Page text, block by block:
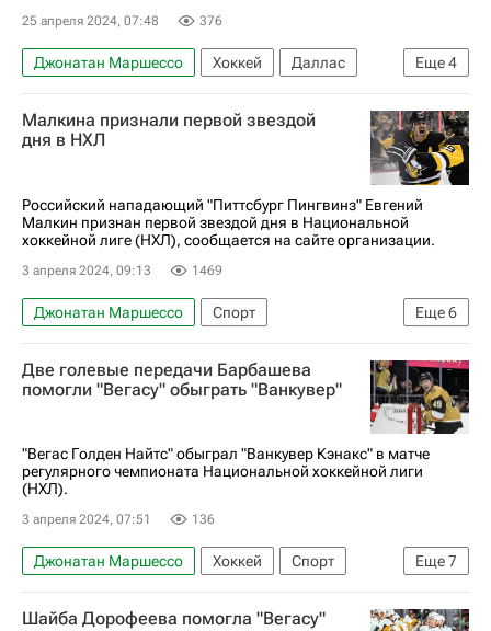
25 апреля 2024, 07:48 376
Еще4
Джонатан Маршессо Хоккей
Даллас
Иван Барбашев
Ноа Хэнифин
Вегас Голден Найтс
Даллас Старз
Малкина признали первой звездой
дня в НХЛ
Российский нападающий "Питтсбург Пингвинз" Евгений
Малкин признан первой звездой дня в Национальной
хоккейной лиге (НХЛ), сообщается на сайте организации.
3 апреля 2024, 09:13 1469
Еще6
Джонатан Маршессо
Спорт
Олимпийские игры
Евгений Малкин
Питтсбург Пингвинз
Нью-Джерси Девилз
Вопрос участия игроков из Национальной хоккейной лиги (НХЛ) в зимних Олимпийских играх 2018 года в Пхенчхане. Мнения, комментарии
Две голевые передачи Барбашева
помогли "Вегасу" обыграть "Ванкувер"
"Вегас Голден Найтс" обыграл "Ванкувер Кэнакс" в матче
регулярного чемпионата Национальной хоккейной лиги
(НХЛ).
3 апреля 2024, 07:51 136
Еще7
Джонатан Маршессо Хоккей
Спорт
Олимпийские игры
Лас-Вегас
Шайба Дорофеева помогла "Вегасу"